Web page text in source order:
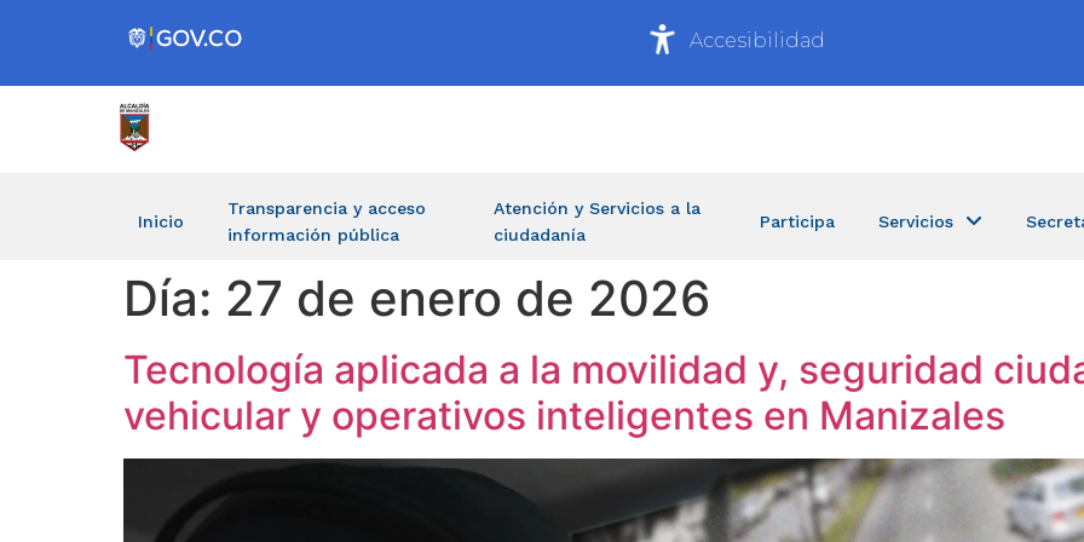
Accesibilidad
Inicio
Transparencia y acceso
información pública
Atención y Servicios a la
ciudadanía
Participa Servicios
Día: 27 de enero de 2026
Tecnología aplicada a la movilidad y, seguridad
vehicular y operativos inteligentes en Manizales